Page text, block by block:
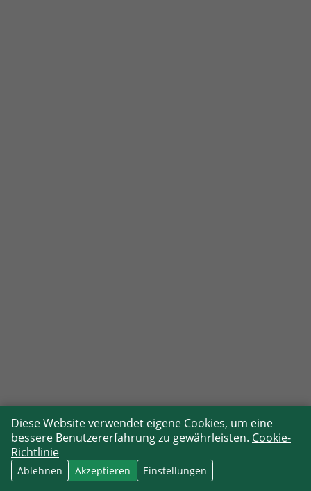
Diese Website verwendet eigene Cookies, um eine
bessere Benutzererfahrung zu gewährleisten. Cookie-
Richtlinie
Ablehnen Akzeptieren Einstellungen